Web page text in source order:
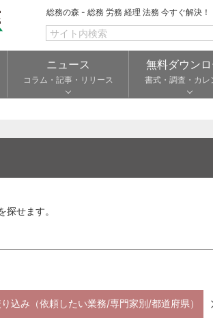
総務の森 - 総務 労務 経理 法務 今すぐ解決！
ニュース
コラム・記事・リリース
無料ダウン
書式・調査・カレ
探せます。
込み（依頼したい業務/専門家別/都道府県）